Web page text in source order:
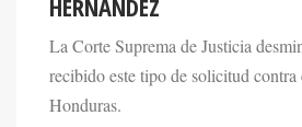
La Corte Suprema de Justicia
recibido este tipo de solicitud contra
Honduras.